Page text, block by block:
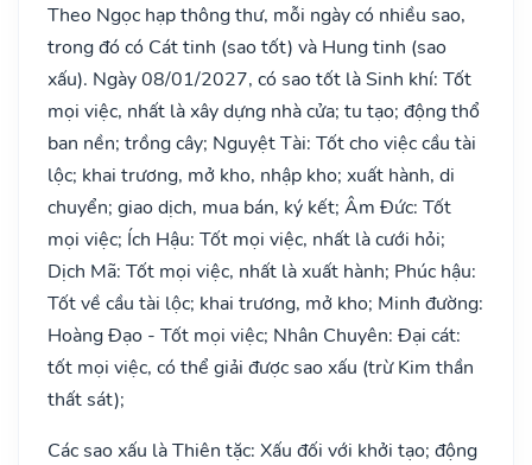
Theo Ngọc hạp thông thư, mỗi ngày có nhiều sao,
trong đó có Cát tinh (sao tốt) và Hung tinh (sao
xấu). Ngày 08/01/2027, có sao tốt là Sinh khí: Tốt
mọi việc, nhất là xây dựng nhà cửa; tu tạo; động thổ
ban nền; trồng cây; Nguyệt Tài: Tốt cho việc cầu tài
lộc; khai trương, mở kho, nhập kho; xuất hành, di
chuyển; giao dịch, mua bán, ký kết; Âm Đức: Tốt
mọi việc; Ích Hậu: Tốt mọi việc, nhất là cưới hỏi;
Dịch Mã: Tốt mọi việc, nhất là xuất hành; Phúc hậu:
Tốt về cầu tài lộc; khai trương, mở kho; Minh đường:
Hoàng Đạo - Tốt mọi việc; Nhân Chuyên: Đại cát:
tốt mọi việc, có thể giải được sao xấu (trừ Kim thần
thất sát);
Các sao xấu là Thiên tặc: Xấu đối với khởi tạo; động